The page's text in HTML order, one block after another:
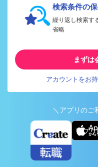
検索条件の
繰り返し検索す
省略
まずは
アカウントをお
＼アプリのご
アプ